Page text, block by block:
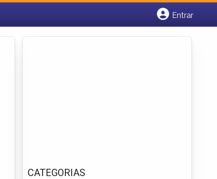
Entrar
CATEGORIAS